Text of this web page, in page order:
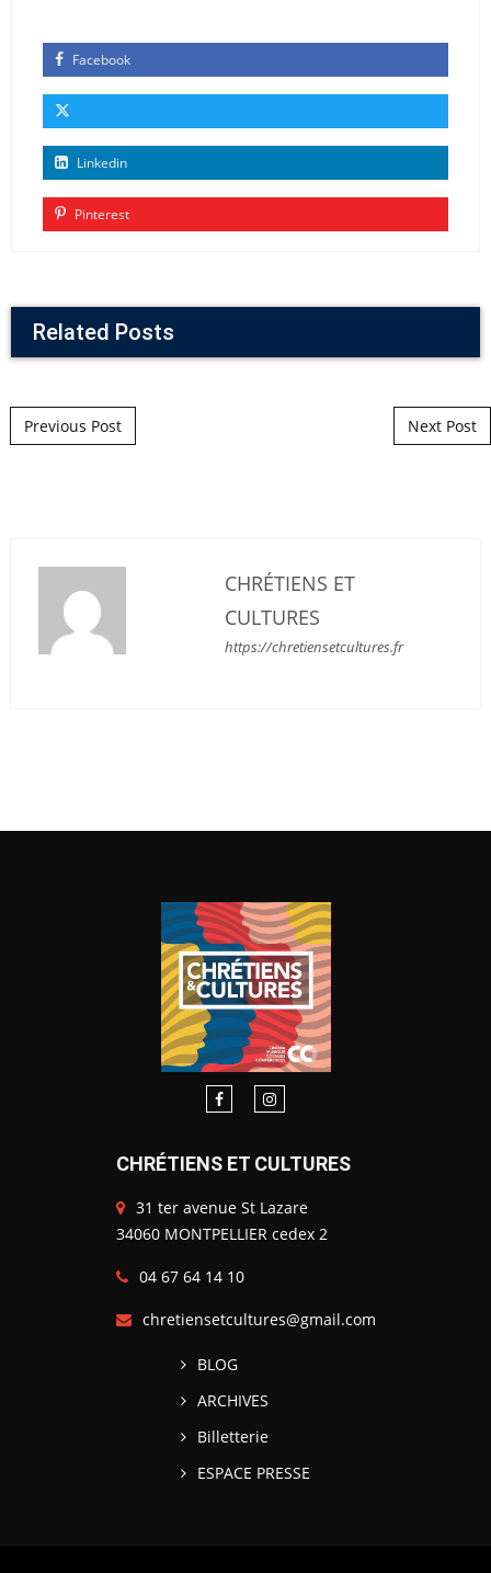
Facebook
Linkedin
Pinterest
Related Posts
Post navigation
Previous Post Next Post
CHRÉTIENS ET
CULTURES
https://chretiensetcultures.fr
CHRÉTIENS ET CULTURES
31 ter avenue St Lazare
34060 MONTPELLIER cedex 2
04 67 64 14 10
chretiensetcultures@gmail.com
BLOG
ARCHIVES
Billetterie
ESPACE PRESSE